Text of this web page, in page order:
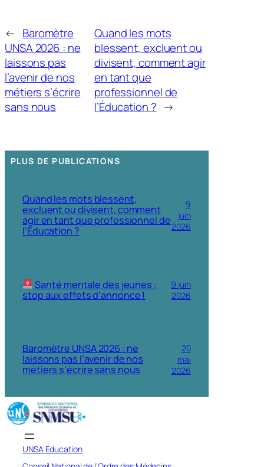
← Baromètre
UNSA 2026 : ne
laissons pas
l’avenir de nos
métiers s’écrire
sans nous
Quand les mots
blessent, excluent ou
divisent, comment agir
en tant que
professionnel de
l’Éducation ? →
PLUS DE PUBLICATIONS
Quand les mots blessent,
excluent ou divisent, comment
agir en tant que professionnel de
l’Éducation ?
9
juin
2026
Santé mentale des jeunes :
stop aux effets d’annonce !
9 juin
2026
Baromètre UNSA 2026 : ne
laissons pas l’avenir de nos
métiers s’écrire sans nous
20
mai
2026
UNSA Éducation